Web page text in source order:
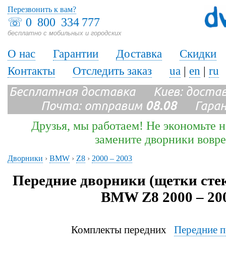
☏ 0 800 334 777
бесплатно с мобильных и городских
Перезвонить к вам?
О нас Гарантии Доставка
Скидки
Контакты
Отследить заказ ua | en | ru
Бесплатная доставка Киев:
Почта: отправим 08.08
Друзья, мы работаем! Не экономьте
замените дворники
Дворники › BMW › Z8 › 2000 – 2003
Передние дворники (щетки
BMW Z8 2000 –
Комплекты передних Передние